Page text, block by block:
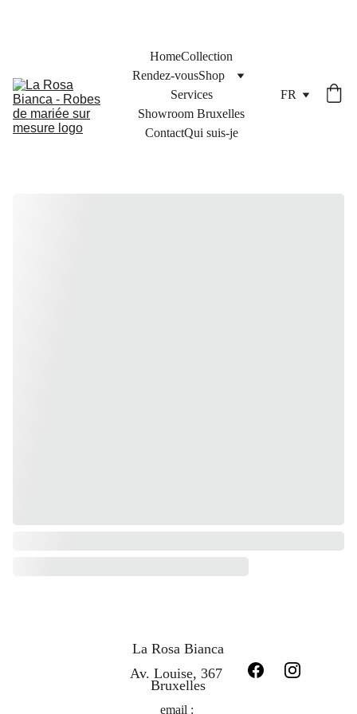
HomeCollection
Rendez-vousShop
Services
Showroom Bruxelles
ContactQui suis-je
FR
La Rosa Bianca
Av. Louise, 367
Bruxelles
email :